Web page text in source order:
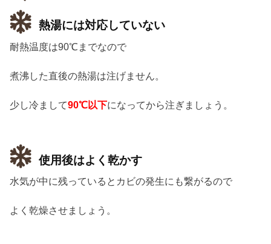
熱湯には対応していない
耐熱温度は90℃までなので
煮沸した直後の熱湯は注げません。
少し冷まして90℃以下になってから注ぎましょう。
使用後はよく乾かす
水気が中に残っているとカビの発生にも繋がるので
よく乾燥させましょう。